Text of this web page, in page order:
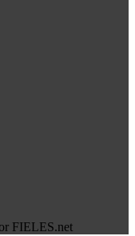
FIELES.net